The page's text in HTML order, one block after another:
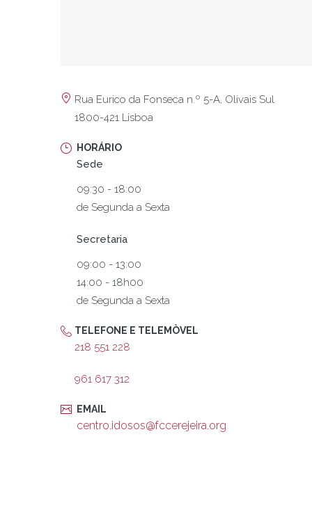
Rua Eurico da Fonseca n.º 5-A, Olivais Sul
1800-421 Lisboa
HORÁRIO
Sede
09:30 - 18:00
de Segunda a Sexta
Secretaria
09:00 - 13:00
14:00 - 18h00
de Segunda a Sexta
TELEFONE E TELEMÒVEL
218 551 228
961 617 312
EMAIL
centro.idosos@fccerejeira.org